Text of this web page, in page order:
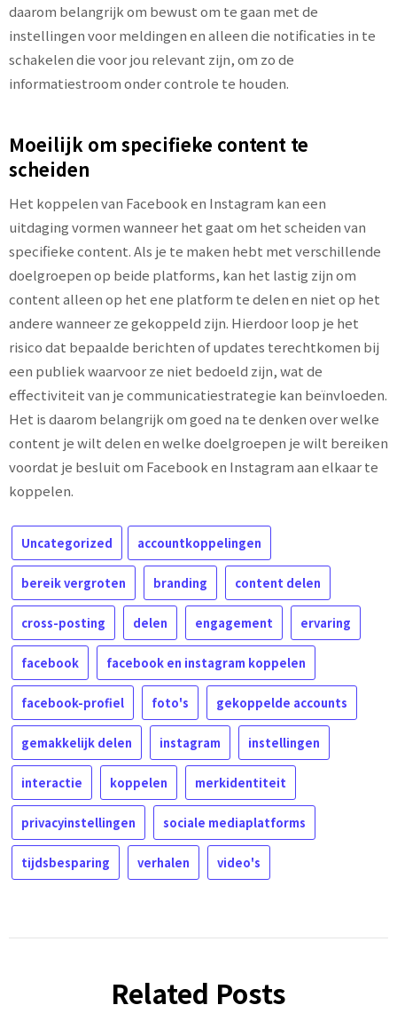
daarom belangrijk om bewust om te gaan met de
instellingen voor meldingen en alleen die notificaties in te
schakelen die voor jou relevant zijn, om zo de
informatiestroom onder controle te houden.
Moeilijk om specifieke content te
scheiden
Het koppelen van Facebook en Instagram kan een
uitdaging vormen wanneer het gaat om het scheiden van
specifieke content. Als je te maken hebt met verschillende
doelgroepen op beide platforms, kan het lastig zijn om
content alleen op het ene platform te delen en niet op het
andere wanneer ze gekoppeld zijn. Hierdoor loop je het
risico dat bepaalde berichten of updates terechtkomen bij
een publiek waarvoor ze niet bedoeld zijn, wat de
effectiviteit van je communicatiestrategie kan beïnvloeden.
Het is daarom belangrijk om goed na te denken over welke
content je wilt delen en welke doelgroepen je wilt bereiken
voordat je besluit om Facebook en Instagram aan elkaar te
koppelen.
Uncategorized accountkoppelingen
bereik vergroten branding content delen
cross-posting delen engagement ervaring
facebook facebook en instagram koppelen
facebook-profiel foto's gekoppelde accounts
gemakkelijk delen instagram instellingen
interactie koppelen merkidentiteit
privacyinstellingen sociale mediaplatforms
tijdsbesparing verhalen video's
Related Posts